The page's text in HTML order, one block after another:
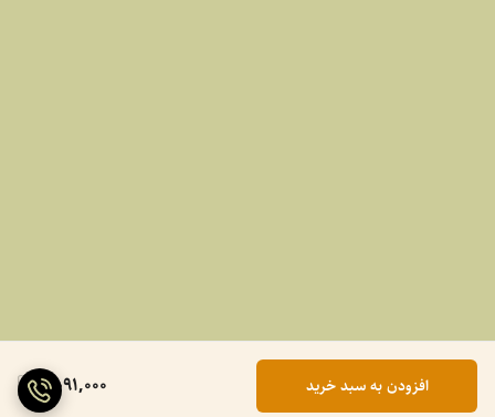
2,091,000 افزودن به سبد خرید